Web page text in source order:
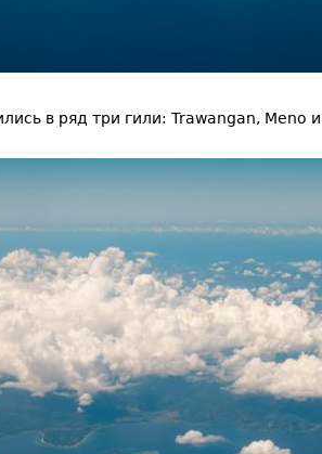
в ряд три гили: Trawangan, Meno